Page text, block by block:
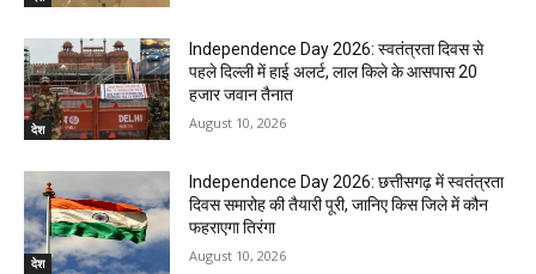
देश
Independence Day 2026: स्वतंत्रता दिवस से
पहले दिल्ली में हाई अलर्ट, लाल किले के आसपास 20
हजार जवान तैनात
August 10, 2026
देश
Independence Day 2026: छत्तीसगढ़ में स्वतंत्रता
दिवस समारोह की तैयारी पूरी, जानिए किस जिले में कौन
फहराएगा तिरंगा
August 10, 2026